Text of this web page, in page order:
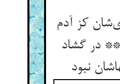
کز آدم
** در گشاد
نبود